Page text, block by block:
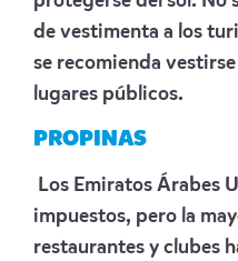
de vestimenta a los
se recomienda
lugares públicos.
PROPINAS
Los Emiratos Árabes
impuestos, pero la
restaurantes y clubes